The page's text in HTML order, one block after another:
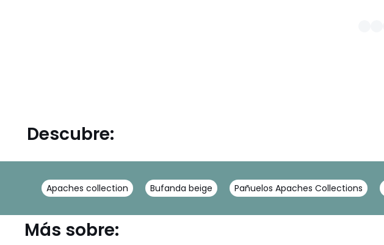
Descubre:
Apaches collection Bufanda beige Pañuelos Apaches Collections
Más sobre: